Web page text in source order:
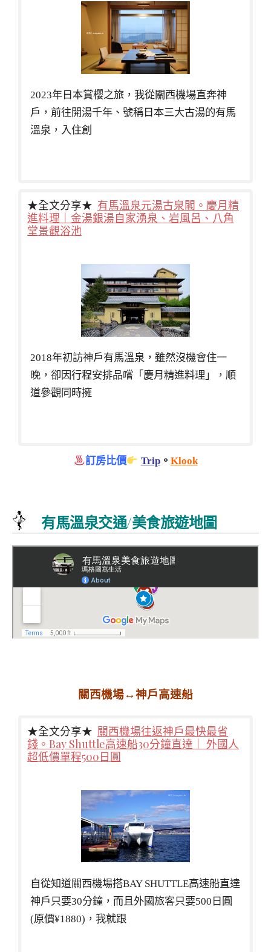
2023年日本賞櫻之旅，我從關西機場直奔神
戶，前往開湯千年、號稱日本三大古湯的有馬
溫泉，入住創
★全文分享★ 有馬溫泉元湯古泉閣。慶月精
進料理｜金湯銀湯自家湧泉、岩風呂、八角
堂景觀浴池
2018年初訪神戶有馬溫泉，雖然沒機會住一
晚，卻因行程安排品嚐「慶月精進料理」，順
道參觀同時擁
訂房比價 Trip。 Klook
有馬溫泉交通/美食旅遊地圖
關西機場↔神戶高速船
★全文分享★ 關西機場往返神戶最快最省
錢。Bay Shuttle高速船30分鐘直達｜ 外國人
超低價單程500日圓
自從知道關西機場搭BAY SHUTTLE高速船直達
神戶只要30分鐘，而且外國旅客只要500日圓
(原價¥1880)，我就跟